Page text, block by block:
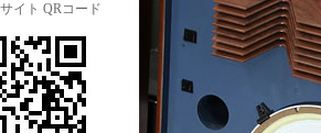
イト QRコード